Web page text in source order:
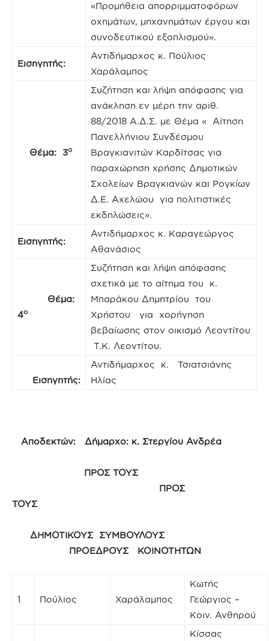
«Προμήθεια απορριμματοφόρων
οχημάτων, μηχανημάτων έργου και
συνοδευτικού εξοπλισμού».
Εισηγητής:
Αντιδήμαρχος κ. Πούλιος
Χαράλαμπος
Θέμα: 3ο
Συζήτηση και λήψη απόφασης για
ανάκληση εν μέρη την αριθ.
88/2018 Α.Δ.Σ. με Θέμα « Αίτηση
Πανελλήνιου Συνδέσμου
Βραγκιανιτών Καρδίτσας για
παραχώρηση χρήσης Δημοτικών
Σχολείων Βραγκιανών και Ρογκίων
Δ.Ε. Αχελώου για πολιτιστικές
εκδηλώσεις».
Εισηγητής:
Αντιδήμαρχος κ. Καραγεώργος
Αθανάσιος
Θέμα:
4ο
Συζήτηση και λήψη απόφασης
σχετικά με το αίτημα του κ.
Μπαράκου Δημητρίου του
Χρήστου για χορήγηση
βεβαίωσης στον οικισμό Λεοντίτου
Τ.Κ. Λεοντίτου.
Εισηγητής:
Αντιδήμαρχος κ. Τσιατσιάνης
Ηλίας
Αποδεκτών: Δήμαρχο: κ. Στεργίου Ανδρέα
ΠΡΟΣ ΤΟΥΣ
ΠΡΟΣ
ΤΟΥΣ
ΔΗΜΟΤΙΚΟΥΣ ΣΥΜΒΟΥΛΟΥΣ
ΠΡΟΕΔΡΟΥΣ ΚΟΙΝΟΤΗΤΩΝ
1 Πούλιος Χαράλαμπος
Κωτής
Γεώργιος –
Κοιν. Ανθηρού
Κίσσας